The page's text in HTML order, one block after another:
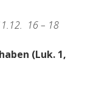
16 – 18
(Luk. 1,